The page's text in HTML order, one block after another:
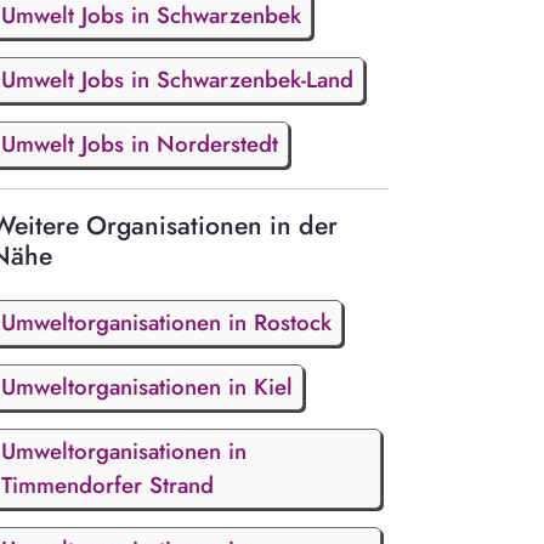
Umwelt Jobs in Schwarzenbek
Umwelt Jobs in Schwarzenbek-Land
Umwelt Jobs in Norderstedt
Organisationen in der
Umweltorganisationen in Rostock
Umweltorganisationen in Kiel
Umweltorganisationen in
Timmendorfer Strand